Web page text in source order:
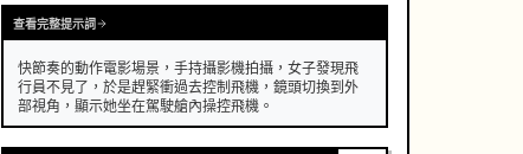
查看完整提示詞
快節奏的動作電影場景，手持攝影機拍攝，女子發現飛
行員不見了，於是趕緊衝過去控制飛機，鏡頭切換到外
部視角，顯示她坐在駕駛艙內操控飛機。